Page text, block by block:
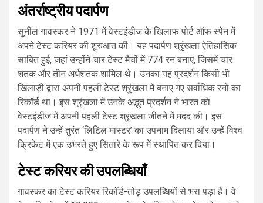
अंतर्राष्ट्रीय पदार्पण
सुनील गावस्कर ने 1971 में वेस्टइंडीज के खिलाफ पोर्ट ऑफ स्पेन में
अपने टेस्ट करियर की शुरुआत की। यह पदार्पण श्रृंखला ऐतिहासिक
साबित हुई, जहां उन्होंने चार टेस्ट मैचों में 774 रन बनाए, जिसमें चार
शतक और तीन अर्धशतक शामिल थे। उनका यह प्रदर्शन किसी भी
खिलाड़ी द्वारा अपनी पहली टेस्ट श्रृंखला में बनाए गए सर्वाधिक रनों का
रिकॉर्ड था। इस श्रृंखला में उनके अद्भुत प्रदर्शन ने भारत को
वेस्टइंडीज में अपनी पहली टेस्ट श्रृंखला जीतने में मदद की। इस
पदार्पण ने उन्हें तुरंत ‘लिटिल मास्टर’ का उपनाम दिलाया और उन्हें विश्व
क्रिकेट में एक उभरते हुए सितारे के रूप में स्थापित कर दिया।
टेस्ट करियर की उपलब्धियाँ
गावस्कर का टेस्ट करियर रिकॉर्ड-तोड़ उपलब्धियों से भरा पड़ा है। वे